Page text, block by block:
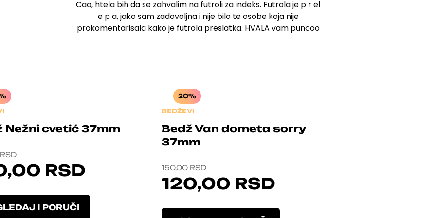
Cao, htela bih da se zahvalim na futroli za indeks. Futrola je p r el
e p a, jako sam zadovoljna i nije bilo te osobe koja nije
prokomentarisala kako je futrola preslatka. HVALA vam punooo
Nežni cvetić 37mm
RSD
RSD
I PORUČI
20%
BEDŽEVI
Bedž Van dometa sorry
37mm
150,00RSD
O
R
I
120,00 RSD
T
R
E